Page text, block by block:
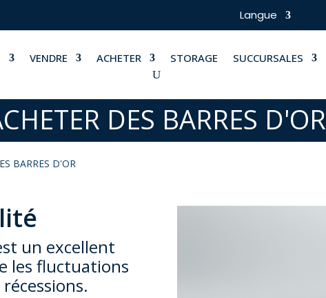
Langue
VENDRE ACHETER STORAGE SUCCURSALES
DES BARRES D'OR
BARRES D'OR
un excellent
les fluctuations